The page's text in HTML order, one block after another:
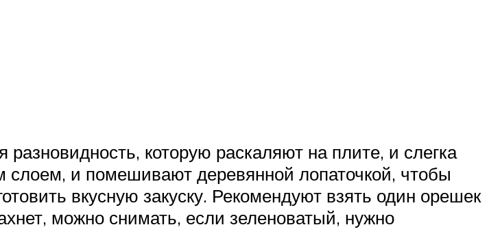
которую раскаляют на плите, и слегка
и помешивают деревянной лопаточкой, чтобы
вкусную закуску. Рекомендуют взять один орешек
можно снимать, если зеленоватый, нужно